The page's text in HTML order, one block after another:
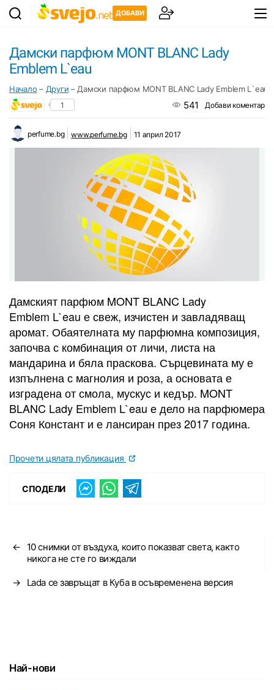
ДОБАВИ
Дамски парфюм MONT BLANC Lady
Emblem L`eau
Начало – Други – Дамски парфюм MONT BLANC Lady Emblem L`eau
1 541 Добави коментар
perfume.bg www.perfume.bg 11 април 2017
Дамският парфюм MONT BLANC Lady
Emblem L`eau е свеж, изчистен и завладяващ
аромат. Обаятелната му парфюмна композиция,
започва с комбинация от личи, листа на
мандарина и бяла праскова. Сърцевината му е
изпълнена с магнолия и роза, а основата е
изградена от смола, мускус и кедър. MONT
BLANC Lady Emblem L`eau е дело на парфюмера
Соня Констант и е лансиран през 2017 година.
Прочети цялата публикация
СПОДЕЛИ
←
10 снимки от въздуха, които показват света, както
никога не сте го виждали
→ Lada се завръщат в Куба в осъвременена версия
Най-нови